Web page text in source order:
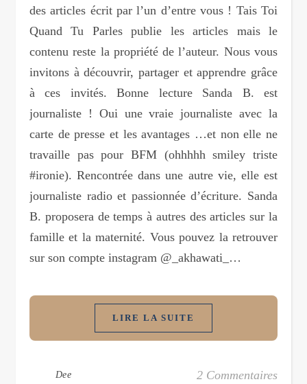
des articles écrit par l’un d’entre vous ! Tais Toi
Quand Tu Parles publie les articles mais le
contenu reste la propriété de l’auteur. Nous vous
invitons à découvrir, partager et apprendre grâce
à ces invités. Bonne lecture Sanda B. est
journaliste ! Oui une vraie journaliste avec la
carte de presse et les avantages …et non elle ne
travaille pas pour BFM (ohhhhh smiley triste
#ironie). Rencontrée dans une autre vie, elle est
journaliste radio et passionnée d’écriture. Sanda
B. proposera de temps à autres des articles sur la
famille et la maternité. Vous pouvez la retrouver
sur son compte instagram @_akhawati_…
LIRE LA SUITE
Dee 2 Commentaires